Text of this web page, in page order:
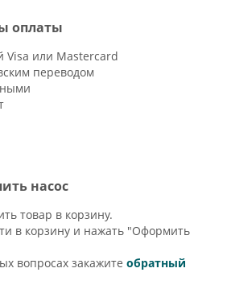
оплаты
Visa или Mastercard
переводом
насос
товар в корзину.
в корзину и нажать "Оформить
вопросах закажите обратный